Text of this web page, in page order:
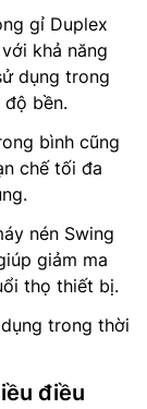
gỉ Duplex
khả năng
dụng trong
bền.
bình cũng
chế tối đa
nén Swing
giảm ma
thọ thiết bị.
trong thời
điều